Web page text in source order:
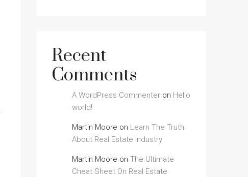
Recent
Comments
A WordPress Commenter on Hello
world!
Martin Moore on Learn The Truth
About Real Estate Industry
Martin Moore on The Ultimate
Cheat Sheet On Real Estate